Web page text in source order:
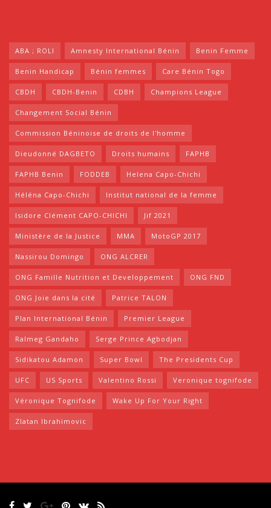
ABA ; ROLI Amnesty International Bénin Benin Femme
Benin Handicap Bénin femmes Care Bénin Togo
CBDH CBDH-Benin CDBH Champions League
Changement Social Bénin
Commission Béninoise de droits de l'homme
Dieudonné DAGBETO Droits humains FAPHB
FAPHB Benin FODDEB Helena Capo-Chichi
Héléna Capo-Chichi Institut national de la femme
Isidore Clément CAPO-CHICHI Jif 2021
Ministère de la Justice MMA MotoGP 2017
Nassirou Domingo ONG ALCRER
ONG Famille Nutrition et Developpement ONG FND
ONG Joie dans la cité Patrice TALON
Plan International Bénin Premier League
Ralmeg Gandaho Serge Prince Agbodjan
Sidikatou Adamon Super Bowl The Presidents Cup
UFC US Sports Valentino Rossi Veronique tognifode
Véronique Tognifode Wake Up For Your Right
Zlatan Ibrahimovic